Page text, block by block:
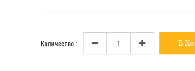
Количество : В